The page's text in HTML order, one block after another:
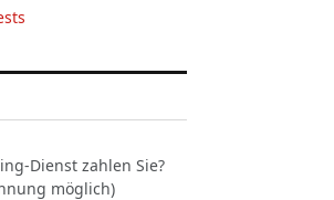
Dienst zahlen Sie?
möglich)